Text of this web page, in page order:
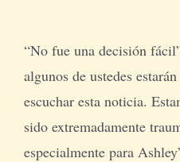
“No fue una decisión
algunos de ustedes
escuchar esta noticia.
sido extremadamente
especialmente para